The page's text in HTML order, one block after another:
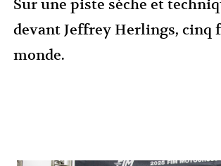
Sur une piste sèche et
devant Jeffrey Herlings, cinq
monde.